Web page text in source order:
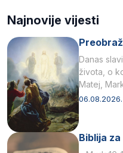
Najnovije vijesti
Danas
života, o
Matej,
drugoj…
06.08.2026.
Biblija za